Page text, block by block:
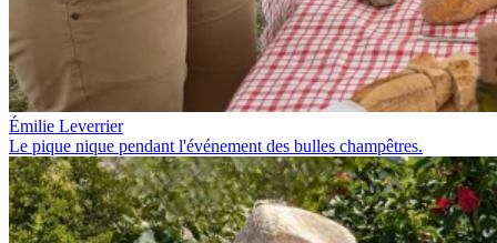
Émilie Leverrier
Le pique nique pendant l'événement des bulles champêtres.